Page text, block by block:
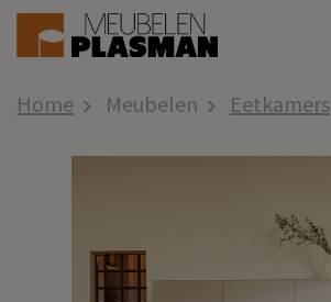
Home Meubelen Eetkamers